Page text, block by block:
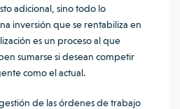
adicional, sino todo lo
inversión que se rentabiliza en
es un proceso al que
sumarse si desean competir
como el actual.
de las órdenes de trabajo